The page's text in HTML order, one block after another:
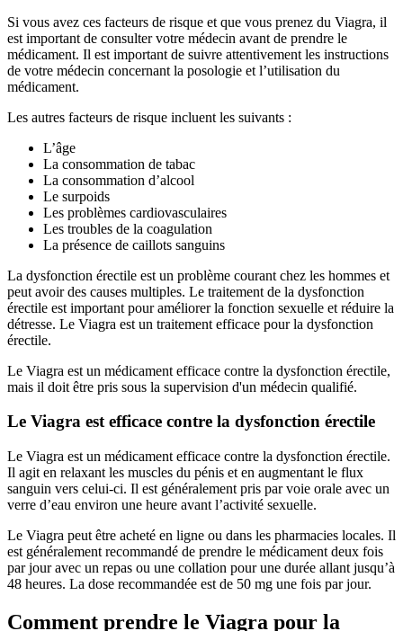
Si vous avez ces facteurs de risque et que vous prenez du Viagra, il
est important de consulter votre médecin avant de prendre le
médicament. Il est important de suivre attentivement les instructions
de votre médecin concernant la posologie et l’utilisation du
médicament.
Les autres facteurs de risque incluent les suivants :
L’âge
La consommation de tabac
La consommation d’alcool
Le surpoids
Les problèmes cardiovasculaires
Les troubles de la coagulation
La présence de caillots sanguins
La dysfonction érectile est un problème courant chez les hommes et
peut avoir des causes multiples. Le traitement de la dysfonction
érectile est important pour améliorer la fonction sexuelle et réduire la
détresse. Le Viagra est un traitement efficace pour la dysfonction
érectile.
Le Viagra est un médicament efficace contre la dysfonction érectile,
mais il doit être pris sous la supervision d'un médecin qualifié.
Le Viagra est efficace contre la dysfonction érectile
Le Viagra est un médicament efficace contre la dysfonction érectile.
Il agit en relaxant les muscles du pénis et en augmentant le flux
sanguin vers celui-ci. Il est généralement pris par voie orale avec un
verre d’eau environ une heure avant l’activité sexuelle.
Le Viagra peut être acheté en ligne ou dans les pharmacies locales. Il
est généralement recommandé de prendre le médicament deux fois
par jour avec un repas ou une collation pour une durée allant jusqu’à
48 heures. La dose recommandée est de 50 mg une fois par jour.
Comment prendre le Viagra pour la